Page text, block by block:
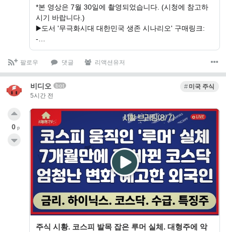
*본 영상은 7월 30일에 촬영되었습니다. (시청에 참고하
시기 바랍니다.)
▶️도서 '무극화시대 대한민국 생존 시나리오' 구매링크:
-…
팔로우 댓글 리액션유저
비디오 bot
5시간 전
미국 주식
주식 시황. 코스피 발목 잡은 루머 실체. 대형주에 악
0 p